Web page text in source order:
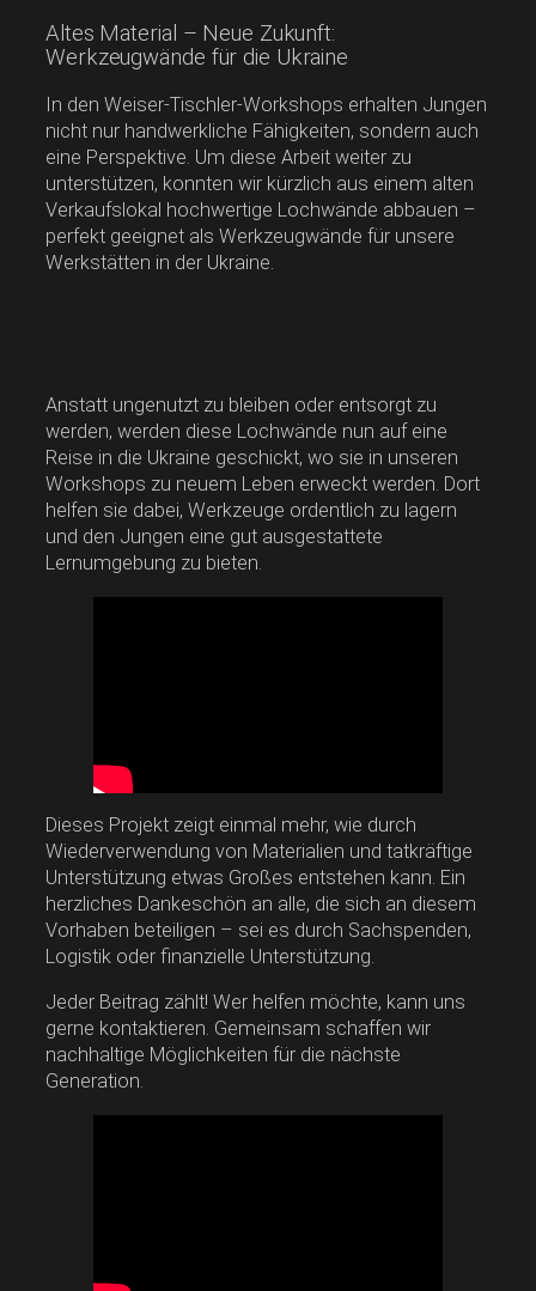
Altes Material – Neue Zukunft:
Werkzeugwände für die Ukraine
In den Weiser-Tischler-Workshops erhalten Jungen
nicht nur handwerkliche Fähigkeiten, sondern auch
eine Perspektive. Um diese Arbeit weiter zu
unterstützen, konnten wir kürzlich aus einem alten
Verkaufslokal hochwertige Lochwände abbauen –
perfekt geeignet als Werkzeugwände für unsere
Werkstätten in der Ukraine.
Anstatt ungenutzt zu bleiben oder entsorgt zu
werden, werden diese Lochwände nun auf eine
Reise in die Ukraine geschickt, wo sie in unseren
Workshops zu neuem Leben erweckt werden. Dort
helfen sie dabei, Werkzeuge ordentlich zu lagern
und den Jungen eine gut ausgestattete
Lernumgebung zu bieten.
Dieses Projekt zeigt einmal mehr, wie durch
Wiederverwendung von Materialien und tatkräftige
Unterstützung etwas Großes entstehen kann. Ein
herzliches Dankeschön an alle, die sich an diesem
Vorhaben beteiligen – sei es durch Sachspenden,
Logistik oder finanzielle Unterstützung.
Jeder Beitrag zählt! Wer helfen möchte, kann uns
gerne kontaktieren. Gemeinsam schaffen wir
nachhaltige Möglichkeiten für die nächste
Generation.